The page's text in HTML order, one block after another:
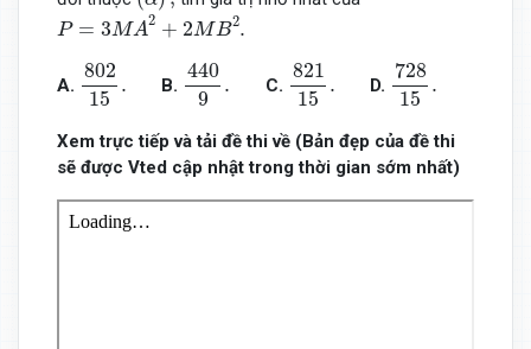
P = 3MA2 + 2MB2.
= A +2M
A.
802
15
.
802
B.
440
9
.
440
C.
821
15
.
821
D.
728
15
.
728
Xem trực tiếp và tải đề thi về (Bản đẹp của đề thi
sẽ được Vted cập nhật trong thời gian sớm nhất)